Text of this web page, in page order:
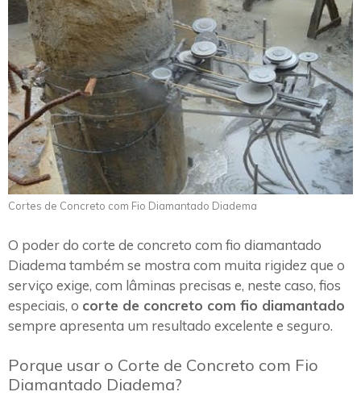
Cortes de Concreto com Fio Diamantado Diadema
O poder do corte de concreto com fio diamantado
Diadema também se mostra com muita rigidez que o
serviço exige, com lâminas precisas e, neste caso, fios
especiais, o corte de concreto com fio diamantado
sempre apresenta um resultado excelente e seguro.
Porque usar o Corte de Concreto com Fio
Diamantado Diadema?